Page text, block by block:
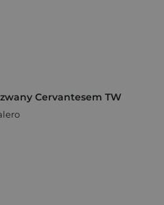
Cervantesem TW